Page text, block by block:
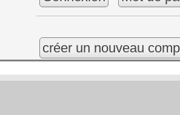
créer un nouveau
fichiers directement dans le
les fichiers .rc). Pas
, C++ Builder s'occupe